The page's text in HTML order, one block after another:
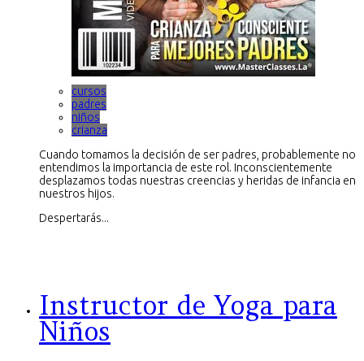
cursos
padres
niños
crianza
Cuando tomamos la decisión de ser padres, probablemente no
entendimos la importancia de este rol. Inconscientemente
desplazamos todas nuestras creencias y heridas de infancia en
nuestros hijos.
Despertarás...
Instructor de Yoga para
Niños